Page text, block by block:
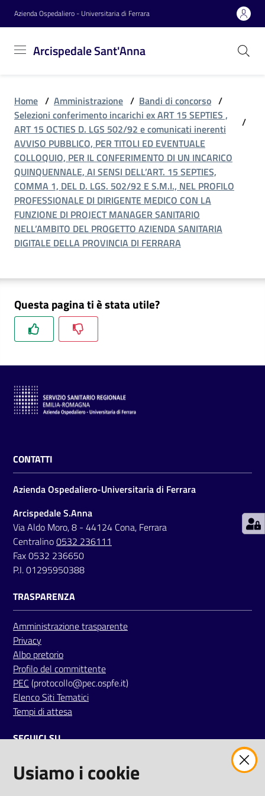
Vai al contenuto
Vai alla navigazione
Vai al footer
Azienda Ospedaliero - Universitaria di Ferrara
Arcispedale Sant'Anna
Sant'Anna
Azienda
Servizi
Reparti
Novità
C
r
t
a
d
S
e
r
v
i
z
i
P
r
i
t
à
d
i
g
e
n
r
Home / Amministrazione / Bandi di concorso /
Selezioni conferimento incarichi ex ART 15 SEPTIES ,
ART 15 OCTIES D. LGS 502/92 e comunicati inerenti
/
AVVISO PUBBLICO, PER TITOLI ED EVENTUALE
COLLOQUIO, PER IL CONFERIMENTO DI UN INCARICO
QUINQUENNALE, AI SENSI DELL’ART. 15 SEPTIES,
COMMA 1, DEL D. LGS. 502/92 E S.M.I., NEL PROFILO
PROFESSIONALE DI DIRIGENTE MEDICO CON LA
FUNZIONE DI PROJECT MANAGER SANITARIO
NELL’AMBITO DEL PROGETTO AZIENDA SANITARIA
DIGITALE DELLA PROVINCIA DI FERRARA
Questa pagina ti è stata utile?
CONTATTI
Azienda Ospedaliero-Universitaria di Ferrara
Arcispedale S.Anna
Via Aldo Moro, 8 - 44124 Cona, Ferrara
Centralino0532 236111
Fax 0532 236650
P.I. 01295950388
TRASPARENZA
Amministrazione trasparente
Privacy
Albo pretorio
Profilo del committente
PEC (protocollo@pec.ospfe.it)
Elenco Siti Tematici
Tempi di attesa
SEGUICI SU
twitterfacebookyoutube
Usiamo i cookie